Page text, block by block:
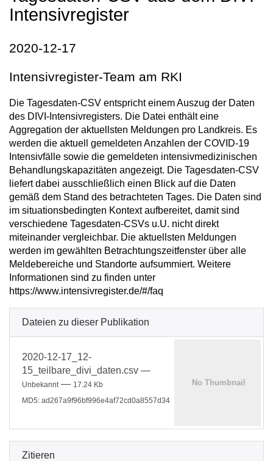
Intensivregister
2020-12-17
Intensivregister-Team am RKI
Die Tagesdaten-CSV entspricht einem Auszug der Daten
des DIVI-Intensivregisters. Die Datei enthält eine
Aggregation der aktuellsten Meldungen pro Landkreis. Es
werden die aktuell gemeldeten Anzahlen der COVID-19
Intensivfälle sowie die gemeldeten intensivmedizinischen
Behandlungskapazitäten angezeigt. Die Tagesdaten-CSV
liefert dabei ausschließlich einen Blick auf die Daten
gemäß dem Stand des betrachteten Tages. Die Daten sind
im situationsbedingten Kontext aufbereitet, damit sind
verschiedene Tagesdaten-CSVs u.U. nicht direkt
miteinander vergleichbar. Die aktuellsten Meldungen
werden im gewählten Betrachtungszeitfenster über alle
Meldebereiche und Standorte aufsummiert. Weitere
Informationen sind zu finden unter
https://www.intensivregister.de/#/faq
Dateien zu dieser Publikation
2020-12-17_12-
15_teilbare_divi_daten.csv —
Unbekannt — 17.24 Kb
MD5: ad267a9f96bf996e4af72cd0a8557d34
Zitieren